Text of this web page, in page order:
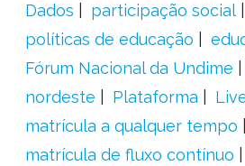
Dados
participação social
políticas de educação
Fórum Nacional da Undime
nordeste
Plataforma
matrícula a qualquer tempo
matrícula de fluxo contínuo